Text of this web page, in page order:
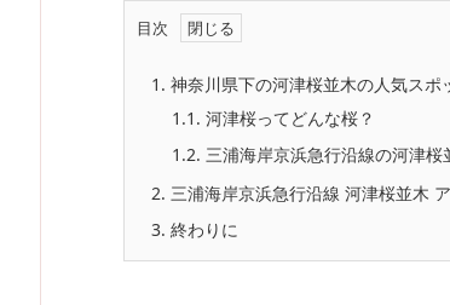
目次
1. 神奈川県下の河津桜並木の人気ス
1.1. 河津桜ってどんな桜？
1.2. 三浦海岸京浜急行沿線の河津桜
2. 三浦海岸京浜急行沿線 河津桜並木
3. 終わりに